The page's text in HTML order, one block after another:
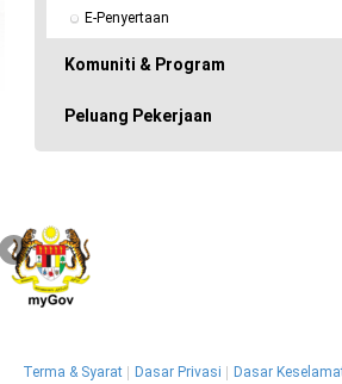
E-Penyertaan
Komuniti & Program
Peluang Pekerjaan
Terma & Syarat Dasar Privasi Dasar